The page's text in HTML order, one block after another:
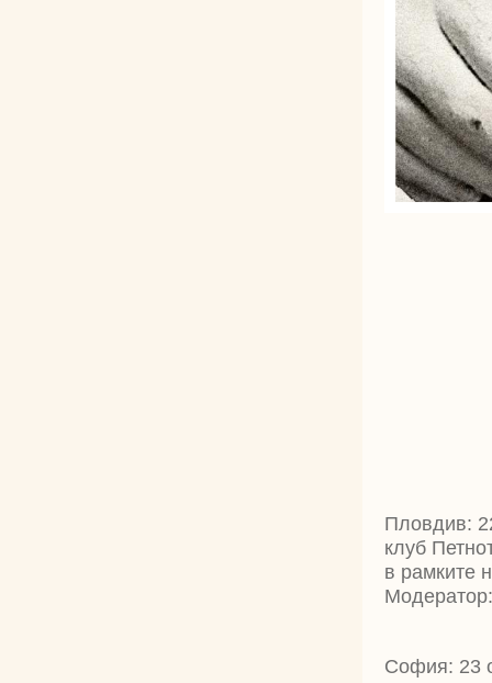
Пловдив:
клуб
в рамките
София: 23